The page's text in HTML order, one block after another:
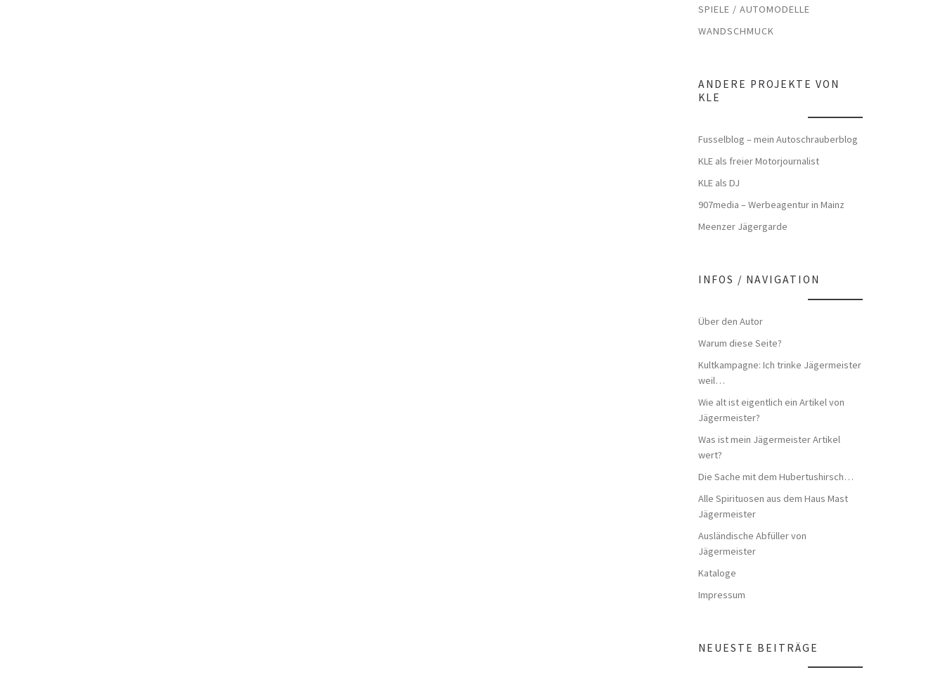
SPIELE / AUTOMODELLE
WANDSCHMUCK
ANDERE PROJEKTE VON
KLE
Fusselblog – mein Autoschrauberblog
KLE als freier Motorjournalist
KLE als DJ
907media – Werbeagentur in Mainz
Meenzer Jägergarde
INFOS / NAVIGATION
Über den Autor
Warum diese Seite?
Kultkampagne: Ich trinke Jägermeister
weil…
Wie alt ist eigentlich ein Artikel von
Jägermeister?
Was ist mein Jägermeister Artikel
wert?
Die Sache mit dem Hubertushirsch…
Alle Spirituosen aus dem Haus Mast
Jägermeister
Ausländische Abfüller von
Jägermeister
Kataloge
Impressum
NEUESTE BEITRÄGE